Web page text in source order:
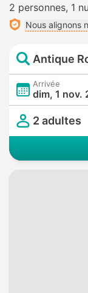
2 personnes 1
Nous alignons
Arrivée
dim, 1 nov.
2 adultes